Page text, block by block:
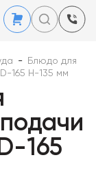
-
Блюдо для
165 Н-135 мм
165